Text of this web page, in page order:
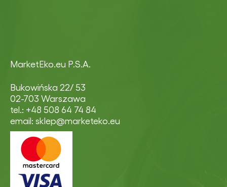
MarketEko.eu P.S.A.
Bukowińska 22/ 53
02-703 Warszawa
tel.: +48 508 64 74 84
email: sklep@marketeko.eu